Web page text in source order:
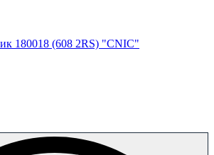
180018 (608 2RS) "CNIC"